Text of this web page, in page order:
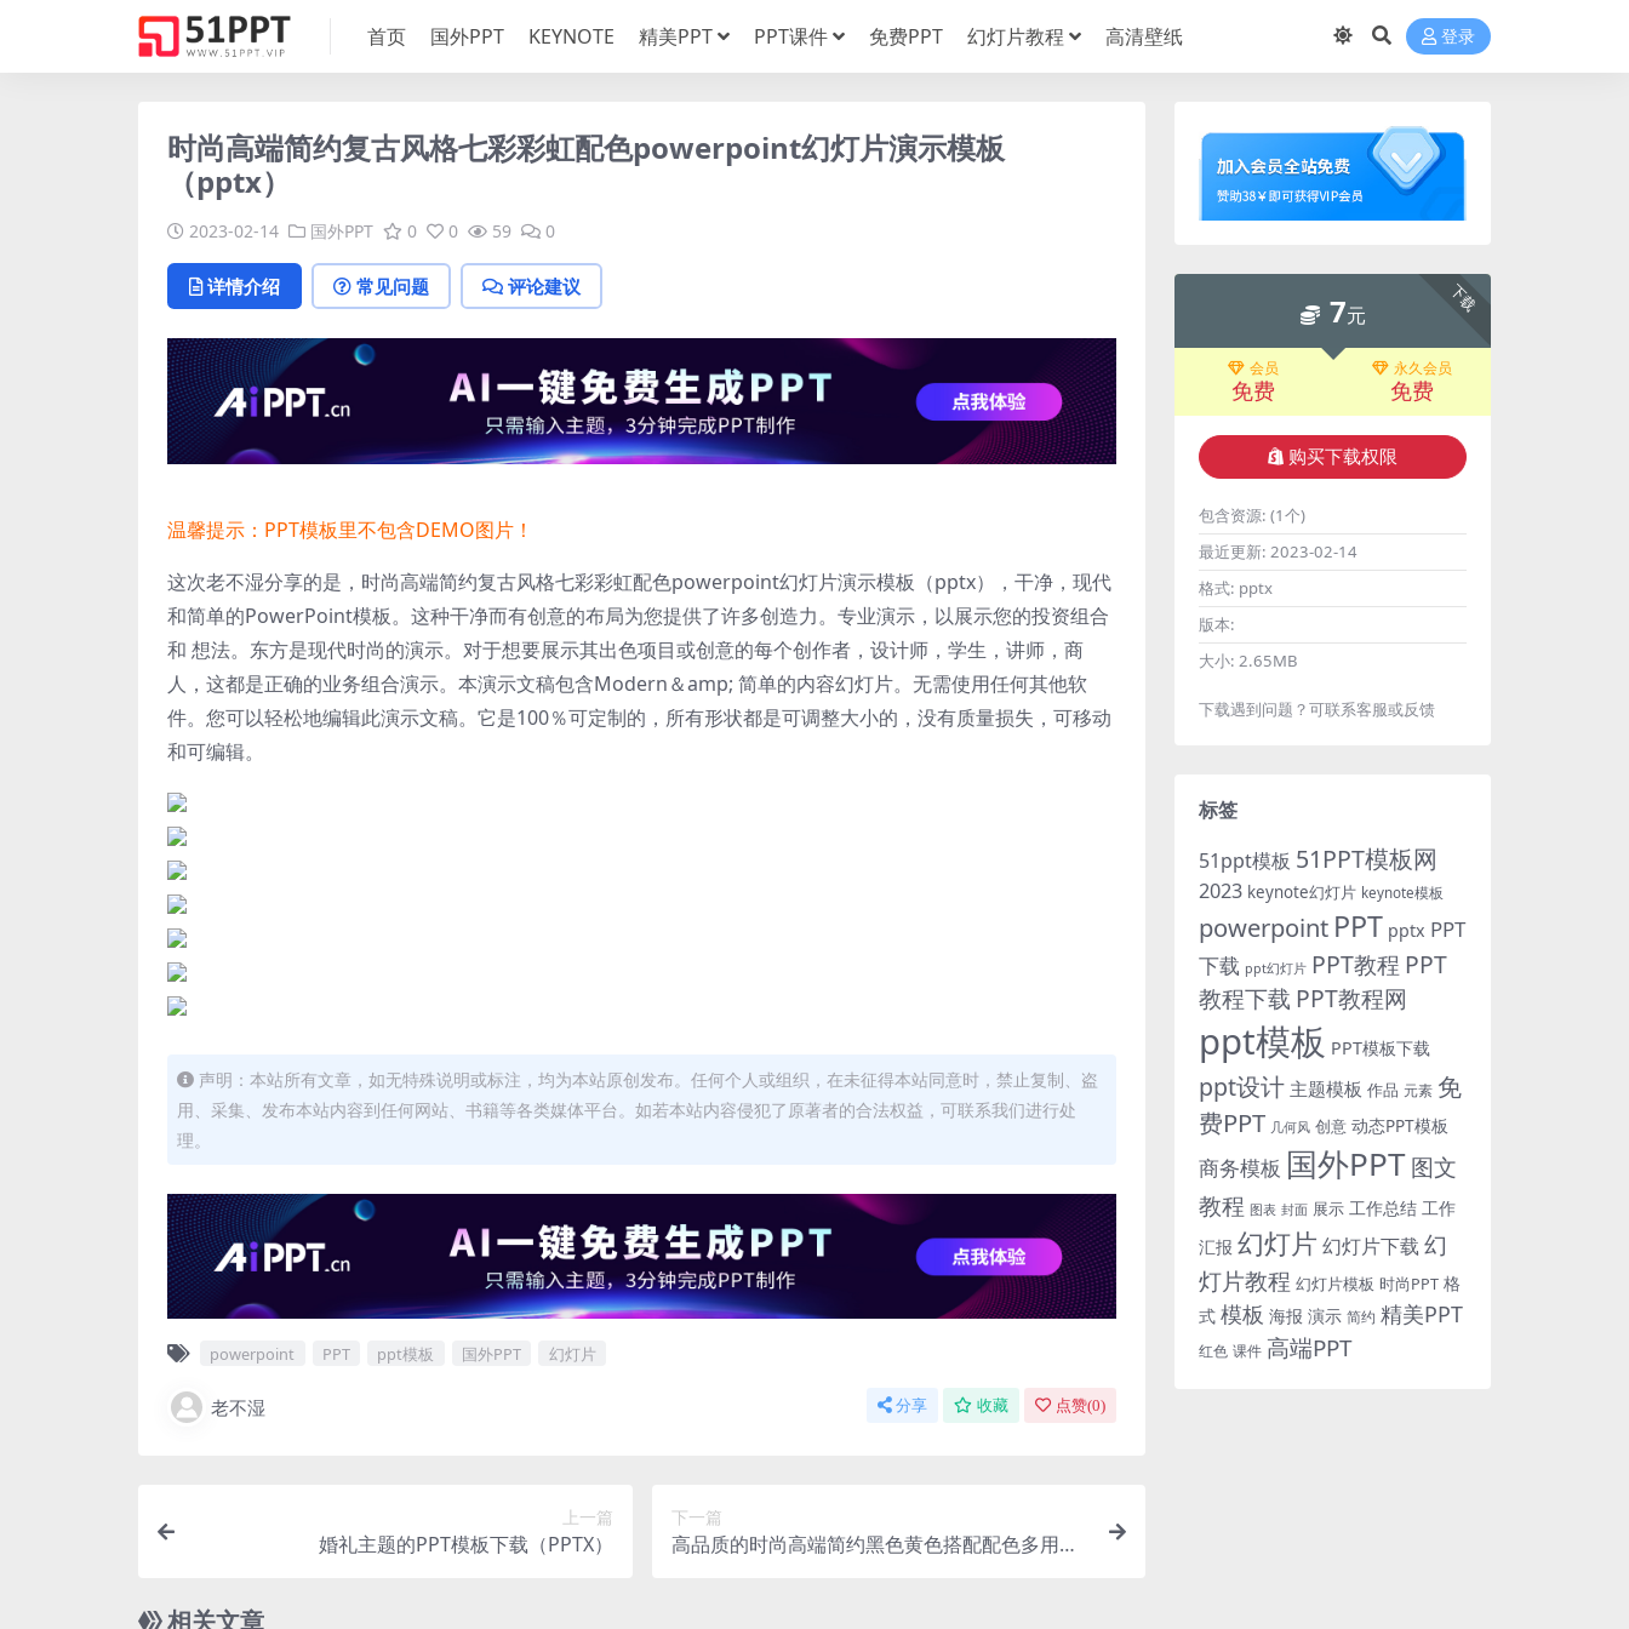
首页 国外PPT KEYNOTE 精美PPT PPT课件 免费PPT 幻灯片教程 高清壁纸 登录
时尚高端简约复古风格七彩彩虹配色powerpoint幻灯片演示模板
（pptx）
2023-02-14 国外PPT 0 0 59 0
详情介绍 常见问题 评论建议
温馨提示：PPT模板里不包含DEMO图片！
这次老不湿分享的是，时尚高端简约复古风格七彩彩虹配色powerpoint幻灯片演示模板（pptx）， 干净，现代
和简单的PowerPoint模板。 这种干净而有创意的布局为您提供了许多创造力。 专业演示，以展示您的投资组合
和 想法。 东方是现代时尚的演示。 对于想要展示其出色项目或创意的每个创作者，设计师，学生，讲师，商
人，这都是正确的业务组合演示。 本演示文稿包含Modern＆amp; 简单的内容幻灯片。 无需使用任何其他软
件。 您可以轻松地编辑此演示文稿。 它是100％可定制的，所有形状都是可调整大小的，没有质量损失，可移动
和可编辑。
声明：本站所有文章，如无特殊说明或标注，均为本站原创发布。任何个人或组织，在未征得本站同意时，禁止复制、盗
用、采集、发布本站内容到任何网站、书籍等各类媒体平台。如若本站内容侵犯了原著者的合法权益，可联系我们进行处
理。
powerpoint PPT ppt模板 国外PPT 幻灯片
老不湿 分享 收藏 点赞(0)
上一篇
婚礼主题的PPT模板下载（PPTX）
下一篇
高品质的时尚高端简约黑色黄色搭配配色多用途
相关文章
下载
7元
会员
免费
永久会员
免费
购买下载权限
包含资源: (1个)
最近更新: 2023-02-14
格式: pptx
版本:
大小: 2.65MB
下载遇到问题？可联系客服或反馈
标签
51ppt模板 51PPT模板网
2023 keynote幻灯片 keynote模板
powerpoint PPT pptx PPT
下载 ppt幻灯片 PPT教程 PPT
教程下载 PPT教程网
ppt模板 PPT模板下载
ppt设计 主题模板 作品 元素 免
费PPT 几何风 创意 动态PPT模板
商务模板 国外PPT图文
教程 图表 封面 展示 工作总结 工作
汇报 幻灯片 幻灯片下载 幻
灯片教程 幻灯片模板 时尚PPT 格
式 模板 海报 演示 简约 精美PPT
红色 课件 高端PPT